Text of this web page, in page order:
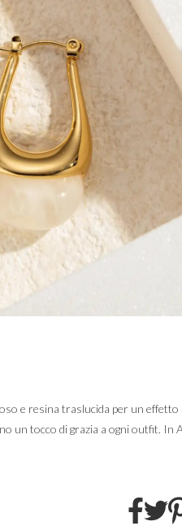
e resina traslucida per un
un tocco di grazia a ogni outfit. In